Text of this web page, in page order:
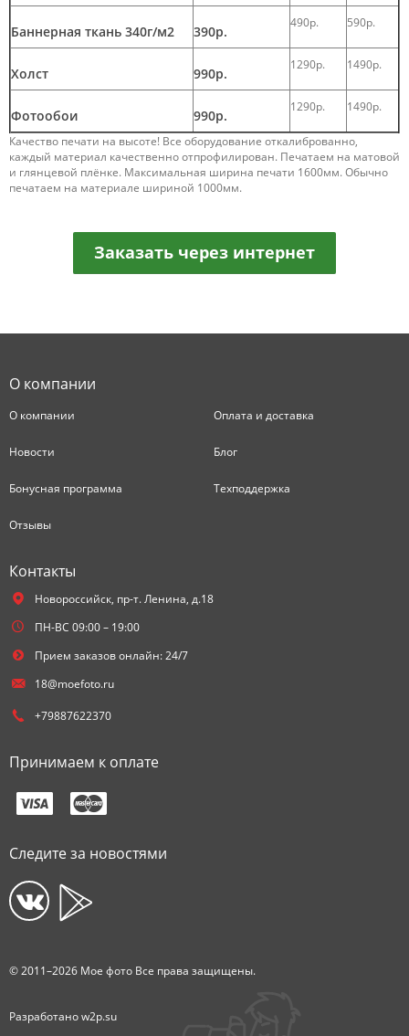
Баннерная ткань 340г/м2 390р.
490р. 590р.
Холст 990р.
1290р. 1490р.
Фотообои 990р.
1290р. 1490р.
Качество печати на высоте! Все оборудование откалиброванно,
каждый материал качественно отпрофилирован. Печатаем на матовой
и глянцевой плёнке. Максимальная ширина печати 1600мм. Обычно
печатаем на материале шириной 1000мм.
Заказать через интернет
О компании
О компании Оплата и доставка
Новости Блог
Бонусная программа Техподдержка
Отзывы
Контакты
Новороссийск, пр-т. Ленина, д.18
ПН-ВС 09:00 – 19:00
Прием заказов онлайн: 24/7
18@moefoto.ru
+79887622370
Принимаем к оплате
Следите за новостями
© 2011–2026 Мое фото Все права защищены.
Разработаноw2p.su